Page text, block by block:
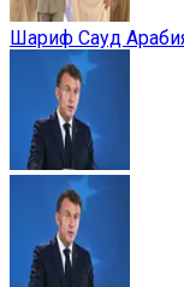
Шариф Сауд